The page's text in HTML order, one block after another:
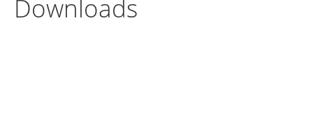
Downloads